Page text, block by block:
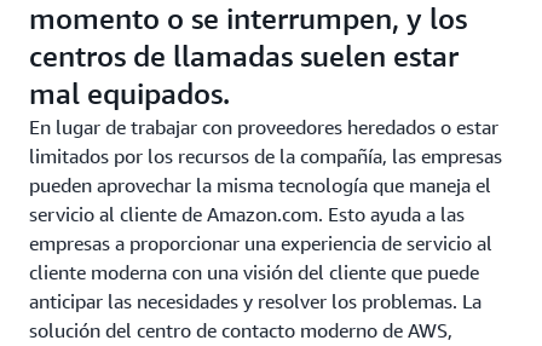
momento o se interrumpen, y los
centros de llamadas suelen estar
mal equipados.
En lugar de trabajar con proveedores heredados o estar
limitados por los recursos de la compañía, las empresas
pueden aprovechar la misma tecnología que maneja el
servicio al cliente de Amazon.com. Esto ayuda a las
empresas a proporcionar una experiencia de servicio al
cliente moderna con una visión del cliente que puede
anticipar las necesidades y resolver los problemas. La
solución del centro de contacto moderno de AWS,